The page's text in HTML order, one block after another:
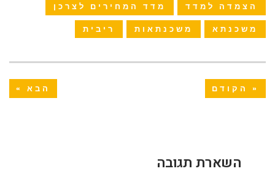
הצמדה למדד
מדד המחירים לצרכן
משכנתא
משכנתאות ריבית
« הקודם הבא »
השארת תגובה